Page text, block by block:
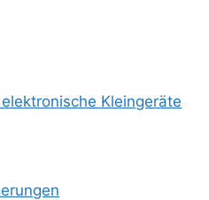
Kleingeräte